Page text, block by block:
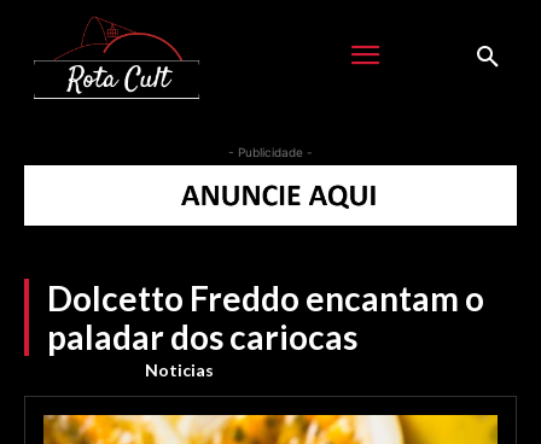
- Publicidade -
Dolcetto Freddo encantam o
paladar dos cariocas
Noticias